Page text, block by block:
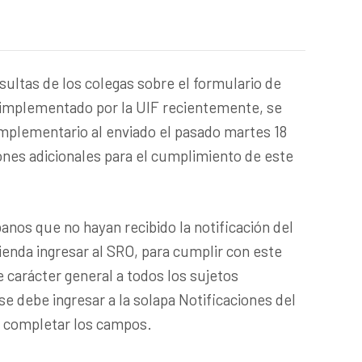
de los colegas sobre el formulario de
por la UIF recientemente, se
al enviado el pasado martes 18
adicionales para el cumplimiento de este
que no hayan recibido la notificación del
ingresar al SRO, para cumplir con este
general a todos los sujetos
debe ingresar a la solapa Notificaciones del
completar los campos.